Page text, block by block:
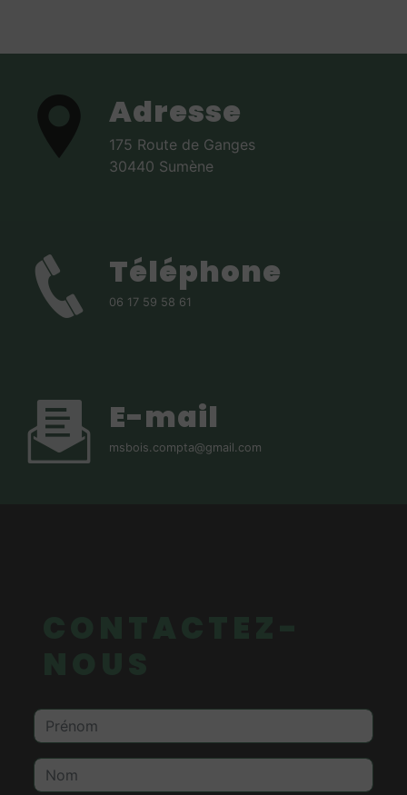
Adresse
175 Route de Ganges
30440 Sumène
Téléphone
06 17 59 58 61
E-mail
msbois.compta@gmail.com